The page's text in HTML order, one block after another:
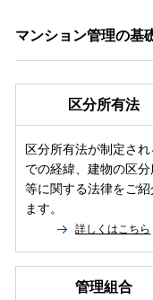
マンション管理の基
区分所有法
区分所有法が制定され
での経緯、建物の区
等に関する法律をご紹
ます。
詳しくはこちら
管理組合